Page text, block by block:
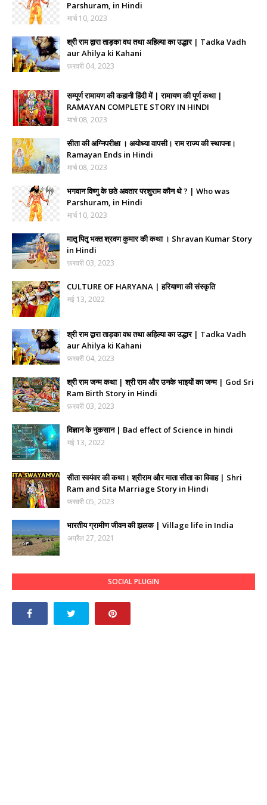
Parshuram, in Hindi
मार्च 10, 2023
श्री राम द्वारा ताड़का वध तथा अहिल्या का उद्धार | Tadka Vadh
aur Ahilya ki Kahani
फ़रवरी 04, 2023
सम्पूर्ण रामायण की कहानी हिंदी में | रामायण की पूर्ण कथा |
RAMAYAN COMPLETE STORY IN HINDI
मार्च 08, 2023
सीता की अग्निपरीक्षा । अयोध्या वापसी। राम राज्य की स्थापना।
Ramayan Ends in Hindi
मार्च 08, 2023
भगवान विष्णु के छठे अवतार परशुराम कौन थे ? | Who was
Parshuram, in Hindi
मार्च 10, 2023
मातृ पितृ भक्त श्रवण कुमार की कथा । Shravan Kumar Story
in Hindi
फ़रवरी 03, 2023
CULTURE OF HARYANA | हरियाणा की संस्कृति
मई 13, 2022
श्री राम द्वारा ताड़का वध तथा अहिल्या का उद्धार | Tadka Vadh
aur Ahilya ki Kahani
फ़रवरी 04, 2023
श्री राम जन्म कथा | श्री राम और उनके भाइयों का जन्म | God Sri
Ram Birth Story in Hindi
फ़रवरी 03, 2023
विज्ञान के नुकसान | Bad effect of Science in hindi
मई 13, 2022
सीता स्वयंवर की कथा। श्रीराम और माता सीता का विवाह | Shri
Ram and Sita Marriage Story in Hindi
फ़रवरी 05, 2023
भारतीय ग्रामीण जीवन की झलक | Village life in India
अप्रैल 27, 2021
SOCIAL PLUGIN